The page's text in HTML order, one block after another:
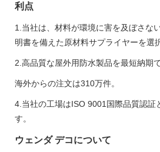
利点
1.当社は、材料が環境に害を及ぼさな
明書を備えた原材料サプライヤーを選
2.高品質な屋外用防水製品を最短納期
海外からの注文は310万件。
4.当社の工場はISO 9001国際品質認証
す。
ウェンダ デコについて